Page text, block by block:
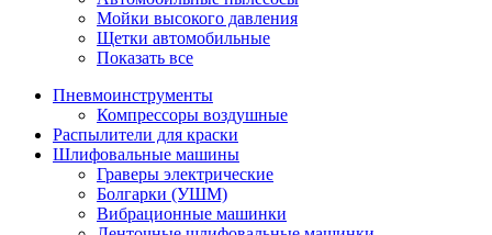
Мойки высокого давления
Щетки автомобильные
Показать все
Пневмоинструменты
Компрессоры воздушные
Распылители для краски
Шлифовальные машины
Граверы электрические
Болгарки (УШМ)
Вибрационные машинки